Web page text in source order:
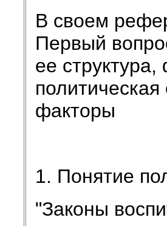
В своем
Первый
ее
факторы
1. Понятие
"Законы